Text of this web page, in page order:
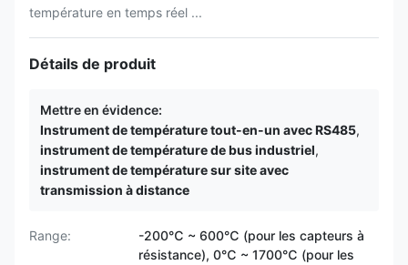
température en temps réel ...
Détails de produit
Mettre en évidence:
Instrument de température tout-en-un avec RS485,
instrument de température de bus industriel,
instrument de température sur site avec
transmission à distance
Range:
-200℃ ~ 600℃ (pour les capteurs à
résistance), 0℃ ~ 1700℃ (pour les